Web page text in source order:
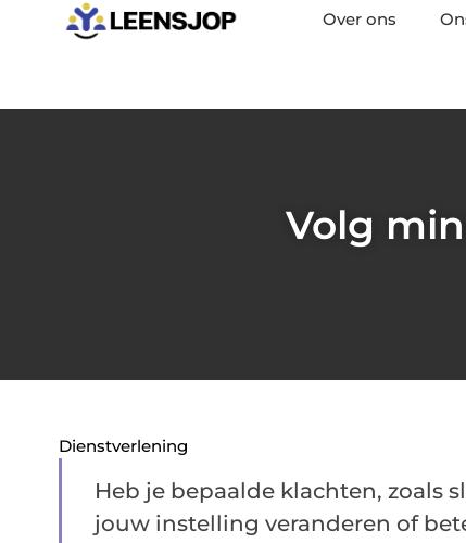
Over ons
Volg
Dienstverlening
Heb je bepaalde klachten, zoals
jouw instelling veranderen of